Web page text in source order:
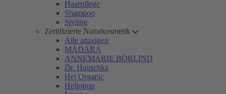
Haarpflege
Shampoo
Styling
Zertifizierte Naturkosmetik
Alle anzeigen
MÁDARA
ANNEMARIE BÖRLIND
Dr. Hauschka
Hej Organic
Heliotrop